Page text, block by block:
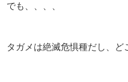
でも、、、、
タガメは絶滅危惧種だし、ど